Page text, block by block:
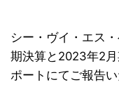
シー・ヴイ・エス
期決算と2023年2
ポートにてご報告い